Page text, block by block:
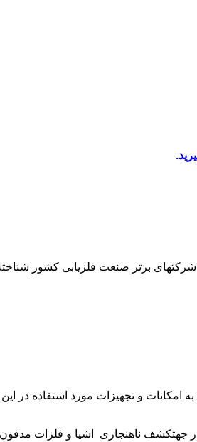
در زمره شرکتهای برتر صنعت فلزیابی کشور
اید که با توجه به امکانات و تجهیزات مورد
دقت در جهتکشف ناهنجاری اشیا و